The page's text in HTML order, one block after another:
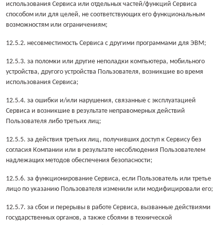
использования Сервиса или отдельных частей/функций Сервиса
способом или для целей, не соответствующих его функциональным
возможностям или ограничениям;
12.5.2. несовместимость Сервиса с другими программами для ЭВМ;
12.5.3. за поломки или другие неполадки компьютера, мобильного
устройства, другого устройства Пользователя, возникшие во время
использования Сервиса;
12.5.4. за ошибки и/или нарушения, связанные с эксплуатацией
Сервиса и возникшие в результате неправомерных действий
Пользователя либо третьих лиц;
12.5.5. за действия третьих лиц, получивших доступ к Сервису без
согласия Компании или в результате несоблюдения Пользователем
надлежащих методов обеспечения безопасности;
12.5.6. за функционирование Сервиса, если Пользователь или третье
лицо по указанию Пользователя изменили или модифицировали его;
12.5.7. за сбои и перерывы в работе Сервиса, вызванные действиями
государственных органов, а также сбоями в технической